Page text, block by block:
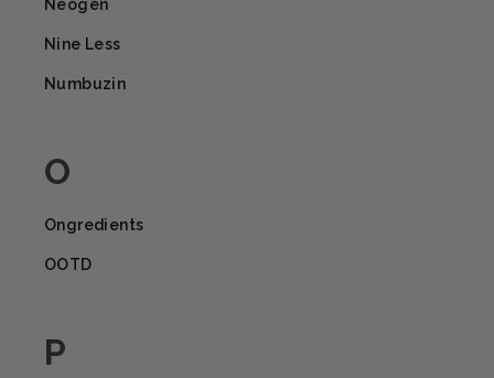
Neogen
Nine Less
Numbuzin
O
Ongredients
OOTD
P